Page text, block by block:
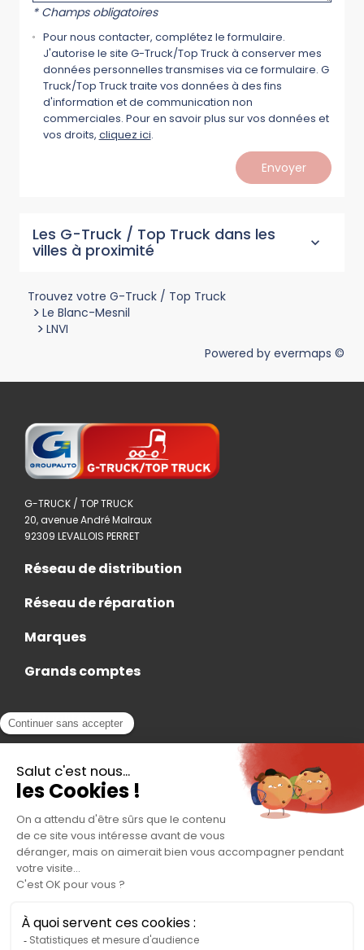
* Champs obligatoires
Pour nous contacter, complétez le formulaire.
J'autorise le site G-Truck/Top Truck à conserver mes
données personnelles transmises via ce formulaire. G
Truck/Top Truck traite vos données à des fins
d'information et de communication non
commerciales. Pour en savoir plus sur vos données et
vos droits, cliquez ici.
Envoyer
Les G-Truck / Top Truck dans les
villes à proximité
Trouvez votre G-Truck / Top Truck
> Le Blanc-Mesnil
> LNVI
Powered by evermaps ©
G-TRUCK / TOP TRUCK
20, avenue André Malraux
92309 LEVALLOIS PERRET
Réseau de distribution
Réseau de réparation
Marques
Grands comptes
Actualités
Contact
Accès Adhérent